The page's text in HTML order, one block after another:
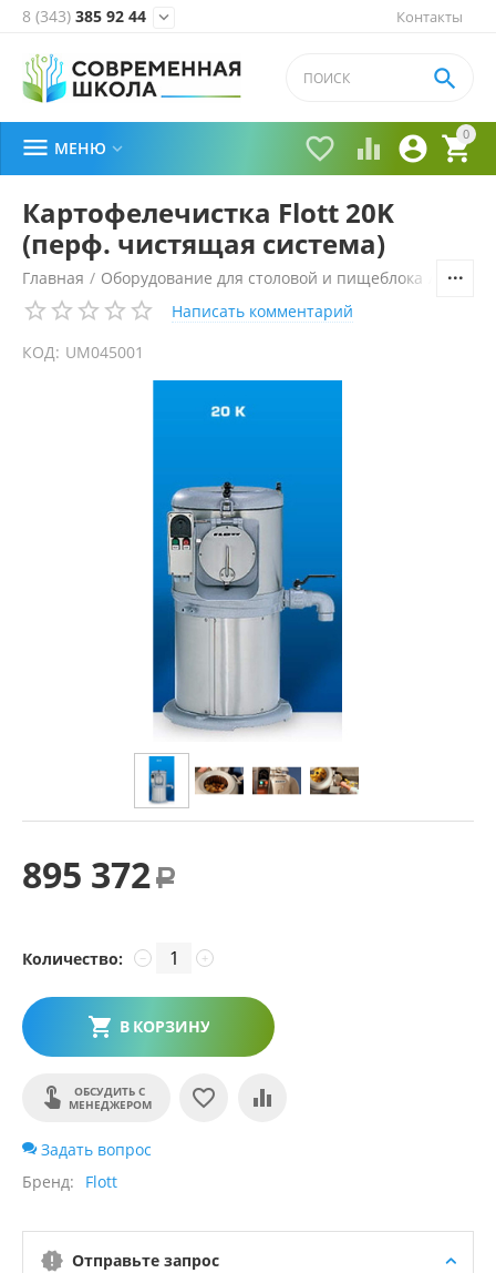
Контакты
8 (343) 385 92 44 
0


 

 МЕНЮ 
Картофелечистка Flott 20K
(перф. чистящая система)
Главная / Оборудование для столовой и пищеблока
Написать комментарий
КОД: UM045001
895 372 Р
Количество: +
−
В КОРЗИНУ
ОБСУДИТЬ С
МЕНЕДЖЕРОМ
Задать вопрос
Бренд
Flott
Отправьте запрос